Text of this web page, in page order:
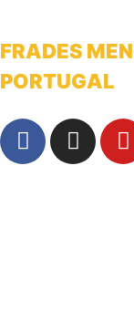
FRADES
PORTUGAL